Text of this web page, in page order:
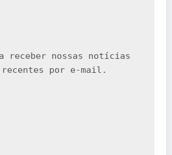
receber nossas notícias
recentes por e-mail.